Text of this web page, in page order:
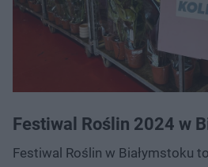
Festiwal Roślin 2024 w
Festiwal Roślin w Białymstoku